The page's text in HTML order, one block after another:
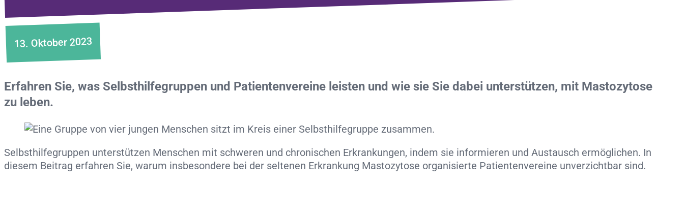
13. Oktober 2023
Erfahren Sie, was Selbsthilfegruppen und Patientenvereine leisten und wie sie Sie dabei unterstützen, mit Mastozytose
zu leben.
Selbsthilfegruppen unterstützen Menschen mit schweren und chronischen Erkrankungen, indem sie informieren und Austausch ermöglichen. In
diesem Beitrag erfahren Sie, warum insbesondere bei der seltenen Erkrankung Mastozytose organisierte Patientenvereine unverzichtbar sind.